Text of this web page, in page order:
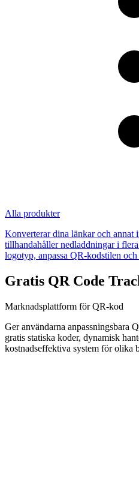
Alla produkter
Konverterar dina länkar och
tillhandahåller nedladdningar i
logotyp, anpassa QR-kodstilen
Gratis QR Code
Marknadsplattform för QR-kod
Ger användarna anpassningsbara
gratis statiska koder, dynamisk
kostnadseffektiva system för olika